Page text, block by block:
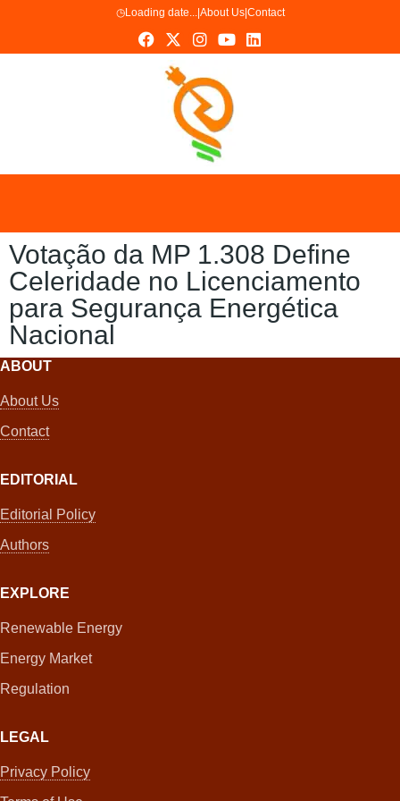
◷Loading date...| About Us| Contact
Votação da MP 1.308 Define
Celeridade no Licenciamento
para Segurança Energética
Nacional
ABOUT
About Us
Contact
EDITORIAL
Editorial Policy
Authors
EXPLORE
Renewable Energy
Energy Market
Regulation
LEGAL
Privacy Policy